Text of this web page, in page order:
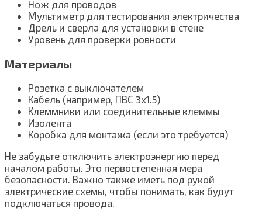
Нож для проводов
Мультиметр для тестирования электричества
Дрель и сверла для установки в стене
Уровень для проверки ровности
Материалы
Розетка с выключателем
Кабель (например, ПВС 3х1.5)
Клеммники или соединительные клеммы
Изолента
Коробка для монтажа (если это требуется)
Не забудьте отключить электроэнергию перед
началом работы. Это первостепенная мера
безопасности. Важно также иметь под рукой
электрические схемы, чтобы понимать, как будут
подключаться провода.